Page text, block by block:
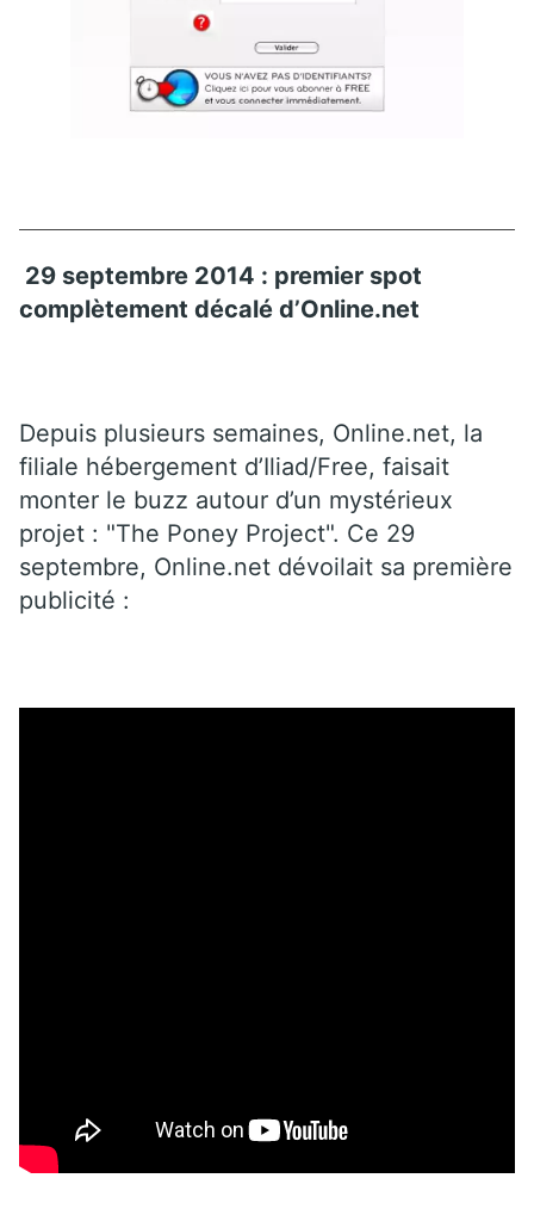
29 septembre 2014 : premier spot
complètement décalé d’Online.net
Depuis plusieurs semaines, Online.net, la
filiale hébergement d’Iliad/Free, faisait
monter le buzz autour d’un mystérieux
projet : "The Poney Project". Ce 29
septembre, Online.net dévoilait sa première
publicité :